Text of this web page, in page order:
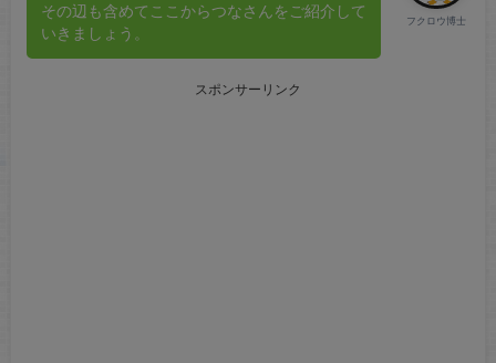
フクロウ博士
その辺も含めてここからつなさんをご紹介して
いきましょう。
スポンサーリンク